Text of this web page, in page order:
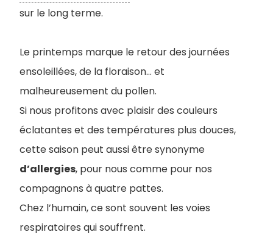
sur le long terme.
Le printemps marque le retour des journées
ensoleillées, de la floraison… et
malheureusement du pollen.
Si nous profitons avec plaisir des couleurs
éclatantes et des températures plus douces,
cette saison peut aussi être synonyme
d’allergies, pour nous comme pour nos
compagnons à quatre pattes.
Chez l’humain, ce sont souvent les voies
respiratoires qui souffrent.